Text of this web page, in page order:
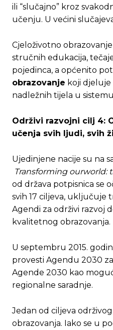
Ovim putem
Ovim putem
ili “slučajno” kroz
učenju. U većini
Cjeloživotno
stručnih edukacija,
pojedinca, a općenito
obrazovanje koji
nadležnih tijela u
Održivi razvojni cilj 4:
učenja svih ljudi, svih
Ujedinjene nacije su na
Transforming ourworld:
od država potpisnica se
svih 17 cilјeva,
Agendi za održivi razvoj
kvalitetnog obrazovanja.
U septembru 2015.
provesti Agendu 2030
Agende 2030 kao
regionalne saradnje.
Jedan od ciljeva
obrazovanja. Iako se u